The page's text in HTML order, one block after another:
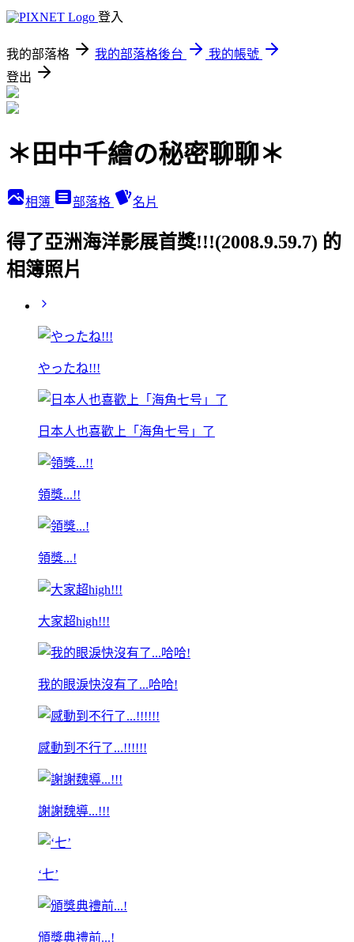
登入
我的部落格 我的部落格後台
我的帳號
登出
＊田中千繪の秘密聊聊＊
相簿 部落格 名片
得了亞洲海洋影展首獎!!!(2008.9.59.7) 的
相簿照片
やったね!!!
日本人也喜歡上「海角七号」了
領獎...!!
領獎...!
大家超high!!!
我的眼淚快沒有了...哈哈!
感動到不行了...!!!!!!
謝謝魏導...!!!
‘七’
頒獎典禮前...!